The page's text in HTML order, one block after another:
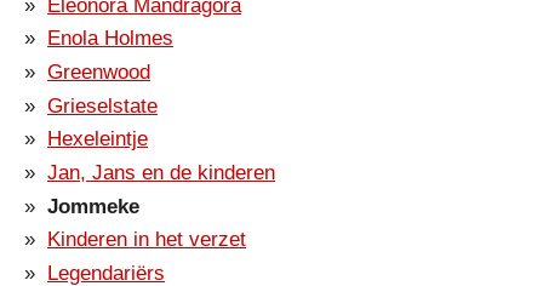
Eleonora Mandragora
Enola Holmes
Greenwood
Grieselstate
Hexeleintje
Jan, Jans en de kinderen
Jommeke
Kinderen in het verzet
Legendariërs